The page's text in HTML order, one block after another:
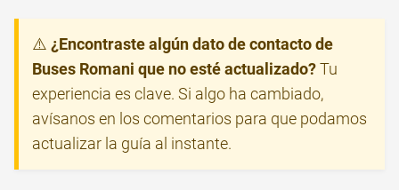
⚠️ ¿Encontraste algún dato de contacto de
Buses Romani que no esté actualizado?Tu
experiencia es clave. Si algo ha cambiado,
avísanos en los comentarios para que podamos
actualizar la guía al instante.